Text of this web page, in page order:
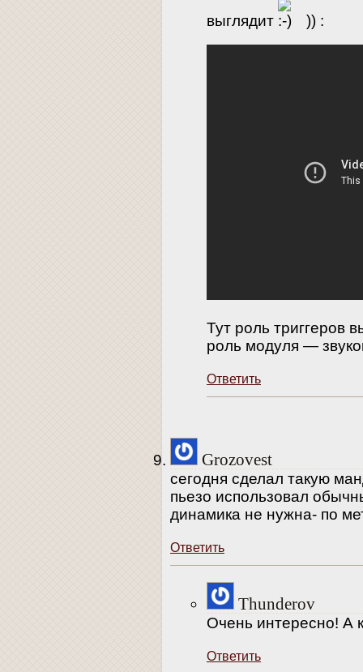
выглядит
)) :
Тут роль триггеров
роль модуля —
Ответить
Grozovest
сегодня сделал такую
пьезо использовал
динамика не нужна- по
Ответить
Thunderov
Очень интересно! А
Ответить